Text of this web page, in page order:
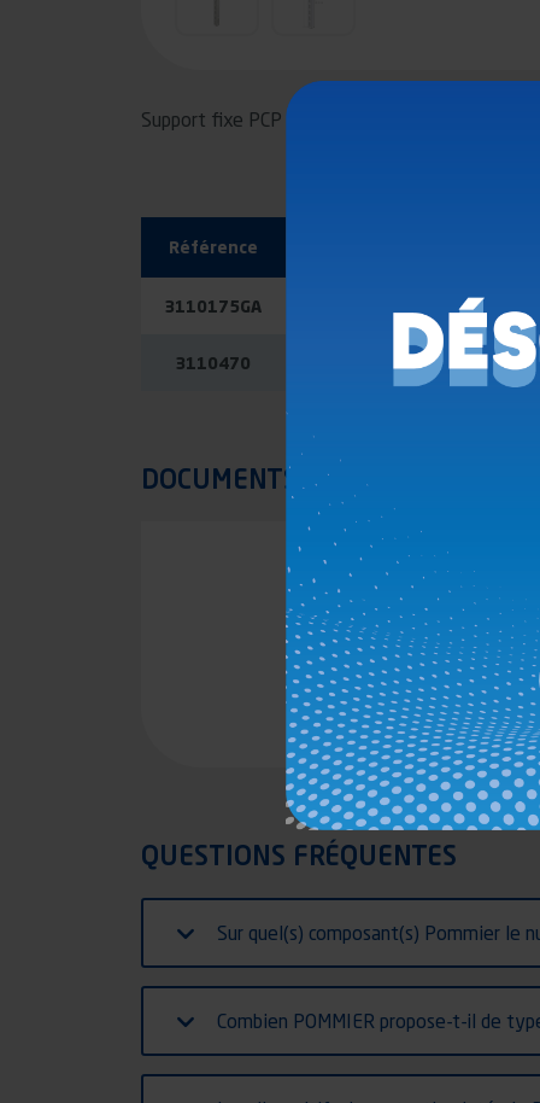
Support fixe PCP
Référence
3110175GA
3110470
DOCUMENTS ASSOCIÉS
QUESTIONS FRÉQUENTES
Sur quel(s) composant(s) Pommier le
Combien POMMIER propose-t-il de